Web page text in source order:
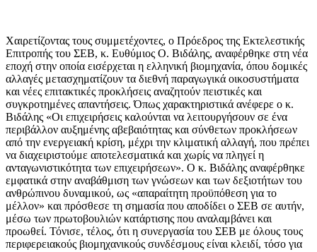
Χαιρετίζοντας τους συμμετέχοντες, ο Πρόεδρος της Εκτελεστικής
Επιτροπής του ΣΕΒ, κ. Ευθύμιος Ο. Βιδάλης, αναφέρθηκε στη νέα
εποχή στην οποία εισέρχεται η ελληνική βιομηχανία, όπου δομικές
αλλαγές μετασχηματίζουν τα διεθνή παραγωγικά οικοσυστήματα
και νέες επιτακτικές προκλήσεις αναζητούν πειστικές και
συγκροτημένες απαντήσεις. Όπως χαρακτηριστικά ανέφερε ο κ.
Βιδάλης «Οι επιχειρήσεις καλούνται να λειτουργήσουν σε ένα
περιβάλλον αυξημένης αβεβαιότητας και σύνθετων προκλήσεων
από την ενεργειακή κρίση, μέχρι την κλιματική αλλαγή, που πρέπει
να διαχειριστούμε αποτελεσματικά και χωρίς να πληγεί η
ανταγωνιστικότητα των επιχειρήσεων». Ο κ. Βιδάλης αναφέρθηκε
εμφατικά στην αναβάθμιση των γνώσεων και των δεξιοτήτων του
ανθρώπινου δυναμικού, ως «απαραίτητη προϋπόθεση για το
μέλλον» και πρόσθεσε τη σημασία που αποδίδει ο ΣΕΒ σε αυτήν,
μέσω των πρωτοβουλιών κατάρτισης που αναλαμβάνει και
προωθεί. Τόνισε, τέλος, ότι η συνεργασία του ΣΕΒ με όλους τους
περιφερειακούς βιομηχανικούς συνδέσμους είναι κλειδί, τόσο για